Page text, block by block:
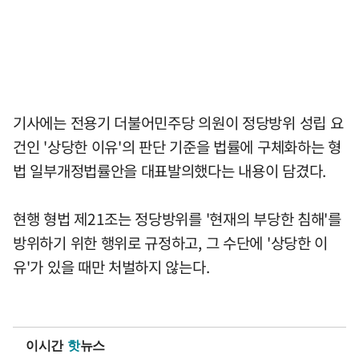
기사에는 전용기 더불어민주당 의원이 정당방위 성립 요
건인 '상당한 이유'의 판단 기준을 법률에 구체화하는 형
법 일부개정법률안을 대표발의했다는 내용이 담겼다.
현행 형법 제21조는 정당방위를 '현재의 부당한 침해'를
방위하기 위한 행위로 규정하고, 그 수단에 '상당한 이
유'가 있을 때만 처벌하지 않는다.
이시간 핫뉴스